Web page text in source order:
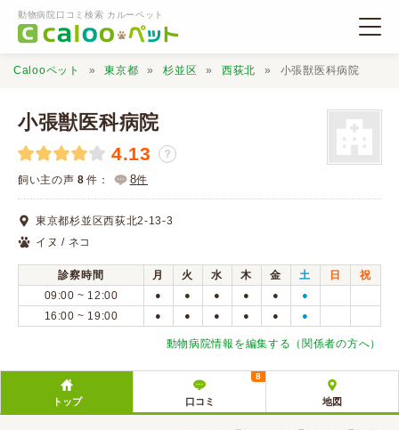
動物病院口コミ検索 カルーペット
動物病院検索
口コミ検索
Calooペットとは？
Calooペット 東京都 杉並区 西荻北 小張獣医科病院
小張獣医科病院
4.13 ？
飼い主の声 8 件： 8件
東京都杉並区西荻北2-13-3
イヌ / ネコ
診察時間 月 火 水 木 金 土 日
祝
09:00 ~ 12:00
● ● ● ● ● ●
16:00 ~ 19:00 ● ● ● ● ● ●
動物病院情報を編集する（関係者の方へ）
トップ 口コミ
8
地図